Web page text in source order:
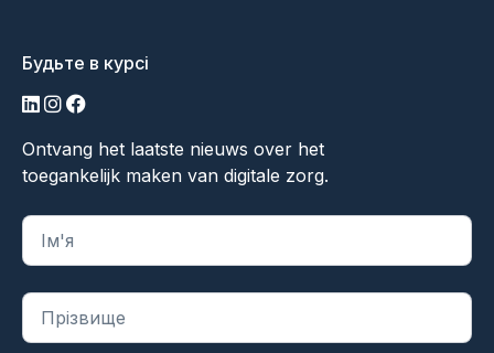
Будьте в курсі
LinkedIn
Інстаграм
Фейсбук
Ontvang het laatste nieuws over het
toegankelijk maken van digitale zorg.
"*" вказує на обов'язкові поля